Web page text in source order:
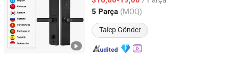
5 Parça (MOQ)
Talep Gönder
Zhejiang, China Fiyat 2017